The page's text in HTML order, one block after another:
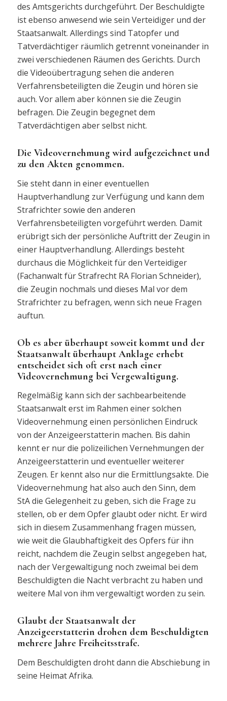
des Amtsgerichts durchgeführt. Der Beschuldigte
ist ebenso anwesend wie sein Verteidiger und der
Staatsanwalt. Allerdings sind Tatopfer und
Tatverdächtiger räumlich getrennt voneinander in
zwei verschiedenen Räumen des Gerichts. Durch
die Videoübertragung sehen die anderen
Verfahrensbeteiligten die Zeugin und hören sie
auch. Vor allem aber können sie die Zeugin
befragen. Die Zeugin begegnet dem
Tatverdächtigen aber selbst nicht.
Die Videovernehmung wird aufgezeichnet und
zu den Akten genommen.
Sie steht dann in einer eventuellen
Hauptverhandlung zur Verfügung und kann dem
Strafrichter sowie den anderen
Verfahrensbeteiligten vorgeführt werden. Damit
erübrigt sich der persönliche Auftritt der Zeugin in
einer Hauptverhandlung. Allerdings besteht
durchaus die Möglichkeit für den Verteidiger
(Fachanwalt für Strafrecht RA Florian Schneider),
die Zeugin nochmals und dieses Mal vor dem
Strafrichter zu befragen, wenn sich neue Fragen
auftun.
Ob es aber überhaupt soweit kommt und der
Staatsanwalt überhaupt Anklage erhebt
entscheidet sich oft erst nach einer
Videovernehmung bei Vergewaltigung.
Regelmäßig kann sich der sachbearbeitende
Staatsanwalt erst im Rahmen einer solchen
Videovernehmung einen persönlichen Eindruck
von der Anzeigeerstatterin machen. Bis dahin
kennt er nur die polizeilichen Vernehmungen der
Anzeigeerstatterin und eventueller weiterer
Zeugen. Er kennt also nur die Ermittlungsakte. Die
Videovernehmung hat also auch den Sinn, dem
StA die Gelegenheit zu geben, sich die Frage zu
stellen, ob er dem Opfer glaubt oder nicht. Er wird
sich in diesem Zusammenhang fragen müssen,
wie weit die Glaubhaftigkeit des Opfers für ihn
reicht, nachdem die Zeugin selbst angegeben hat,
nach der Vergewaltigung noch zweimal bei dem
Beschuldigten die Nacht verbracht zu haben und
weitere Mal von ihm vergewaltigt worden zu sein.
Glaubt der Staatsanwalt der
Anzeigeerstatterin drohen dem Beschuldigten
mehrere Jahre Freiheitsstrafe.
Dem Beschuldigten droht dann die Abschiebung in
seine Heimat Afrika.